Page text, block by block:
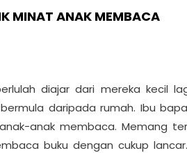
MINAT ANAK MEMBACA
diajar dari mereka kecil
daripada rumah. Ibu
anak membaca. Memang
buku dengan cukup